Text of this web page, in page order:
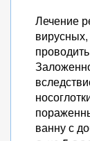
Лечение
ванну с